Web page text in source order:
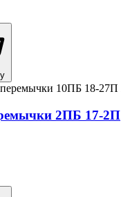
2ПБ 17⁠-⁠2П